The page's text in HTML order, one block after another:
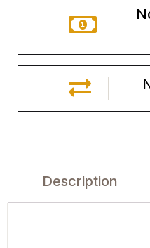
Description